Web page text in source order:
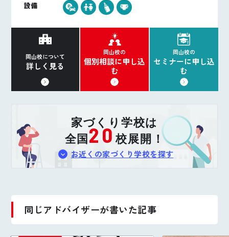
設備
岡山校について
詳しく見る
岡山校の
個別相談に申し込
む
岡山校の
セミナーに申し込
む
家づくり学校は
全国 20校展開！
お近くの家づくり学校を探す
同じアドバイザーが書いた記事